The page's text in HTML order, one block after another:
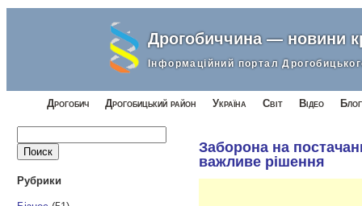
Дрогобиччина — новини
Інформаційний портал
Дрогобич Дрогобицький район Україна Світ Відео
Рубрики
Заборона на
важливе рішення